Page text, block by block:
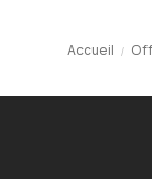
Accueil